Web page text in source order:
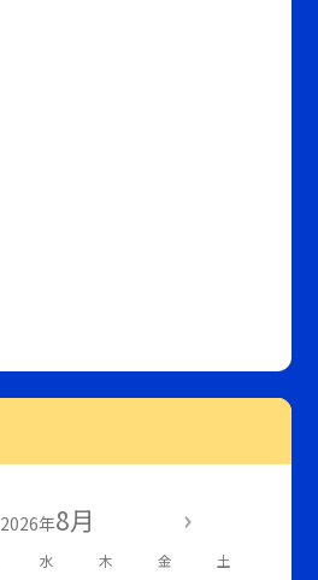
2026年8月
水 木 金 土